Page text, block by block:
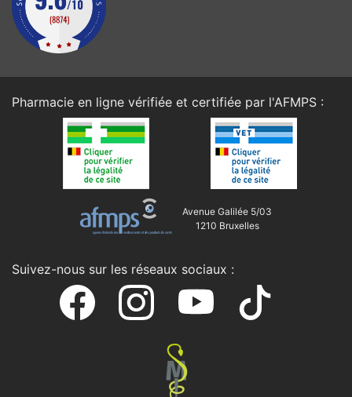
Pharmacie en ligne vérifiée et certifiée par l'AFMPS :
Avenue Galilée 5/03
1210 Bruxelles
Suivez-nous sur les réseaux sociaux :